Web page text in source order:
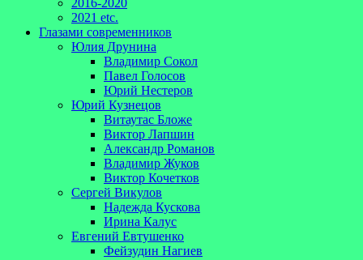
2016-2020
2021 etc.
Глазами современников
Юлия Друнина
Владимир Сокол
Павел Голосов
Юрий Нестеров
Юрий Кузнецов
Витаутас Бложе
Виктор Лапшин
Александр Романов
Владимир Жуков
Виктор Кочетков
Сергей Викулов
Надежда Кускова
Ирина Калус
Евгений Евтушенко
Фейзудин Нагиев